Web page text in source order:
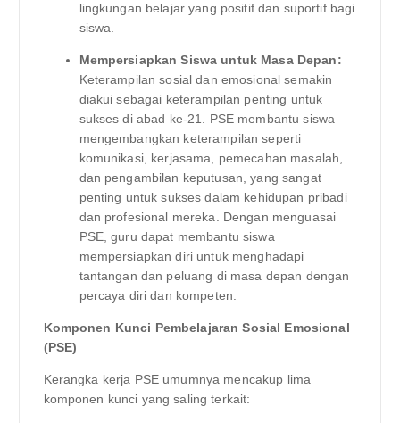
lingkungan belajar yang positif dan suportif bagi
siswa.
Mempersiapkan Siswa untuk Masa Depan:
Keterampilan sosial dan emosional semakin
diakui sebagai keterampilan penting untuk
sukses di abad ke-21. PSE membantu siswa
mengembangkan keterampilan seperti
komunikasi, kerjasama, pemecahan masalah,
dan pengambilan keputusan, yang sangat
penting untuk sukses dalam kehidupan pribadi
dan profesional mereka. Dengan menguasai
PSE, guru dapat membantu siswa
mempersiapkan diri untuk menghadapi
tantangan dan peluang di masa depan dengan
percaya diri dan kompeten.
Komponen Kunci Pembelajaran Sosial Emosional
(PSE)
Kerangka kerja PSE umumnya mencakup lima
komponen kunci yang saling terkait: